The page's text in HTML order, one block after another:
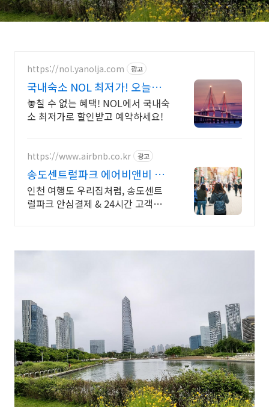
https://nol.yanolja.com 광고
국내숙소 NOL 최저가! 오늘의
숙박 핫딜!
놓칠 수 없는 혜택! NOL에서 국내숙
소 최저가로 할인받고 예약하세요!
https://www.airbnb.co.kr 광고
송도센트럴파크 에어비앤비 인
천 노을뷰 숙소
인천 여행도 우리집처럼, 송도센트
럴파크 안심결제 & 24시간 고객지